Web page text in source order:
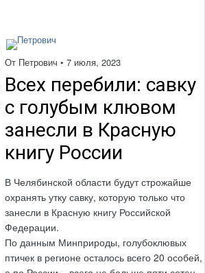
От Петрович •7 июля, 2023
Всех перебили: савку
с голубым клювом
занесли в Красную
книгу России
В Челябинской области будут строжайше
охранять утку савку, которую только что
занесли в Красную книгу Российской
Федерации.
По данным Минприроды, голубоклювых
птичек в регионе осталось всего 20 особей,